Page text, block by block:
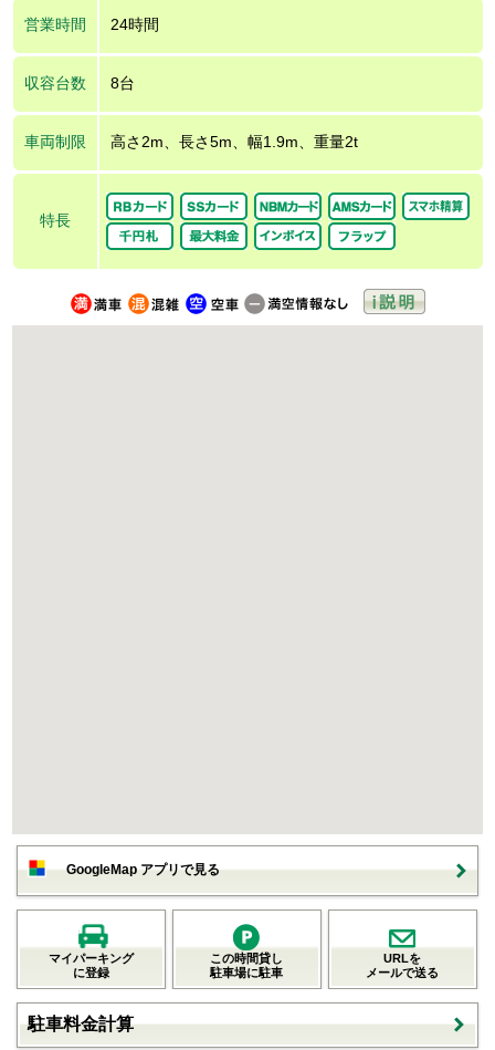
営業時間 24時間
収容台数 8台
車両制限 高さ2m、長さ5m、幅1.9m、重量2t
特長
GoogleMap アプリで見る
マイパーキング
に登録
この時間貸し
駐車場に駐車
URLを
メールで送る
駐車料金計算